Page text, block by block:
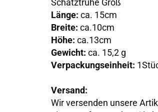
Schatztruhe Groß
Länge: ca. 15cm
Breite: ca.10cm
Höhe: ca.13cm
Gewicht: ca. 15,2 g
Verpackungseinheit:
Versand:
Wir versenden unsere